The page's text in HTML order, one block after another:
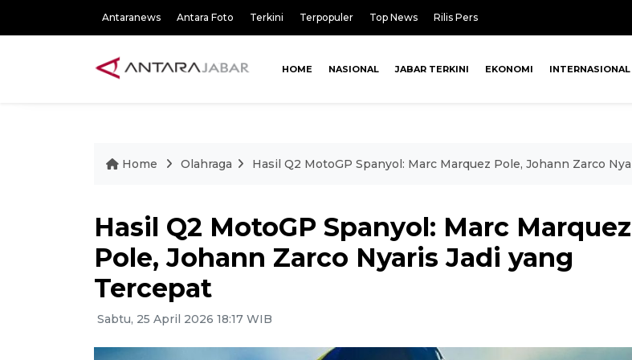
Antaranews Antara Foto Terkini Terpopuler Top News Rilis Pers
HOME NASIONAL JABAR TERKINI EKONOMI INTERNASIONAL
Home Olahraga Hasil Q2 MotoGP Spanyol: Marc Marquez Pole, Johann Zarco
Hasil Q2 MotoGP Spanyol: Marc Marquez
Pole, Johann Zarco Nyaris Jadi yang
Tercepat
Sabtu, 25 April 2026 18:17 WIB